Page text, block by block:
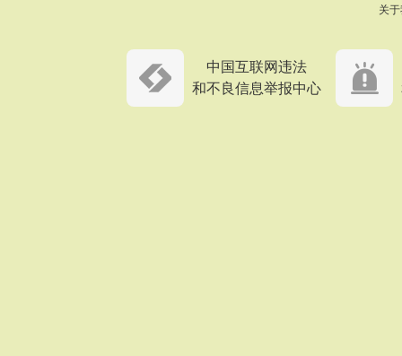
关
中国互联网违法
和不良信息举报中心